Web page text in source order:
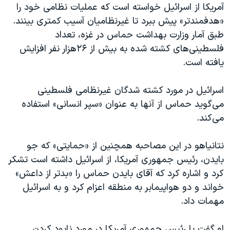
آمریکا از اسرائيل خواسته است که عملیات نظامی خود را
«هدفمندتر» پیش ببرد تا غیرنظامیان آسیب کمتری بینند.
طبق آمار وزارت بهداشت حماس در غزه، تعداد
فلسطینی‌های کشته شده به بیش از ۲۶هزار نفر افزایش
یافته است.
اسرائيل در مورد کشته شدگان غیرنظامی فلسطینی
می‌گوید حماس از آنها به عنوان «سپر انسانی» استفاده
می‌کند.
نتانیاهو در این مصاحبه همچنین از «حمایتی» که جو
بایدن، رئیس جمهوری آمریکا، از اسرائيل داشته است تشکر
کرد و اشاره کرد که آقای بایدن حماس را «بدتر از داعش»
خواند و دو هواپیمابر به منطقه اعزام کرد و به اسرائيل
مهمات داد.